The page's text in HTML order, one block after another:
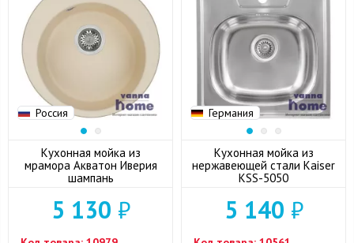
Россия
Кухонная мойка из
мрамора Акватон Иверия
шампань
5 130 ₽
Германия
Кухонная мойка из
нержавеющей стали Kaiser
KSS-5050
5 140 ₽